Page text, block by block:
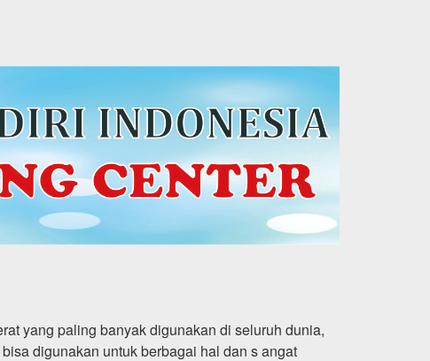
yang paling banyak digunakan di seluruh dunia,
digunakan untuk berbagai hal dan s angat